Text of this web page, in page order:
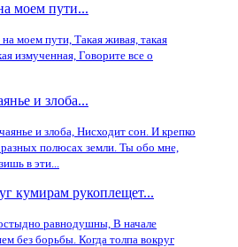
моем пути...
моем пути, Такая живая, такая
измученная, Говорите все о
и злоба...
и злоба, Нисходит сон. И крепко
полюсах земли. Ты обо мне,
в эти...
кумирам рукоплещет...
равнодушны, В начале
без борьбы. Когда толпа вокруг